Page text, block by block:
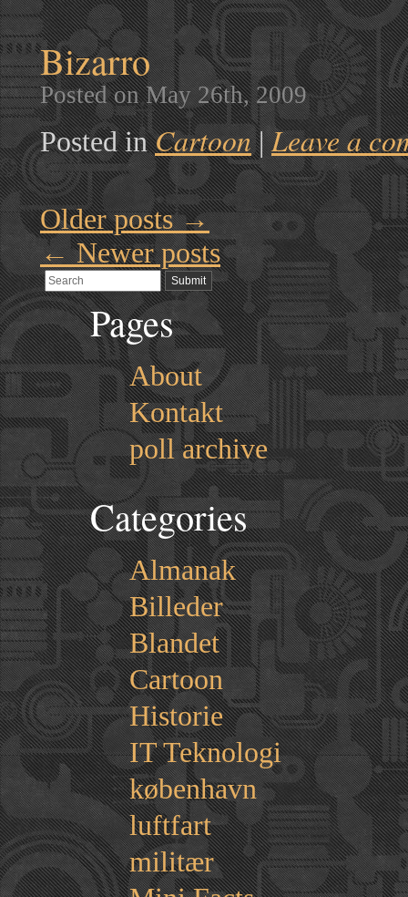
Bizarro
Posted on May 26th, 2009
Posted in Cartoon | Leave a
Older posts→
←Newer posts
Pages
About
Kontakt
poll archive
Categories
Almanak
Billeder
Blandet
Cartoon
Historie
IT Teknologi
københavn
luftfart
militær